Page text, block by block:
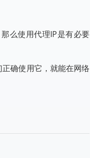
么使用代理IP是有必要
确使用它，就能在网络